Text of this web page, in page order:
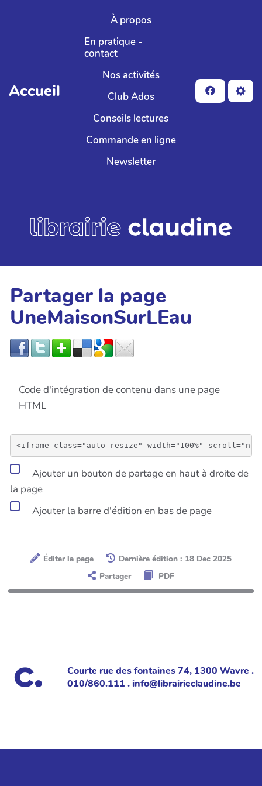
Aller au contenu principal
Accueil
À propos
En pratique -
contact
Nos activités
Club Ados
Conseils lectures
Commande en ligne
Newsletter
Partager la page
UneMaisonSurLEau
Code d'intégration de contenu dans une page
HTML
Ajouter un bouton de partage en haut à droite de
la page
Ajouter la barre d'édition en bas de page
Éditer la page
Dernière édition : 18 Dec 2025
Partager
PDF
Courte rue des fontaines 74, 1300 Wavre .
010/860.111 . info@librairieclaudine.be